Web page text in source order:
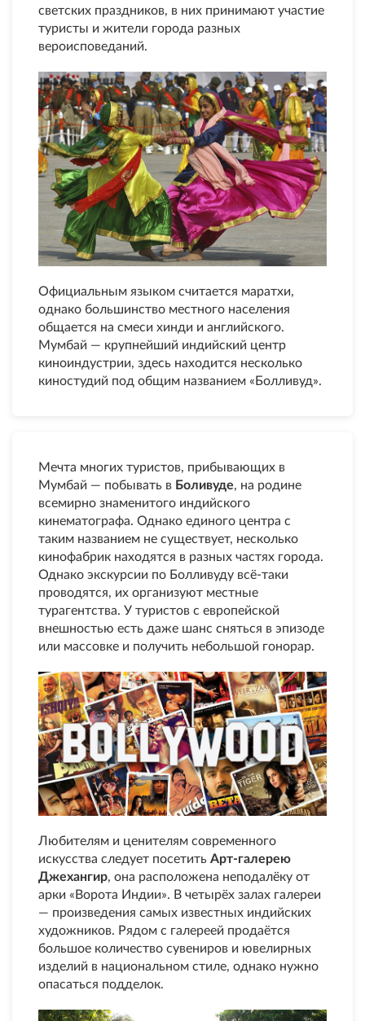
светских праздников, в них принимают участие
туристы и жители города разных
вероисповеданий.
Официальным языком считается маратхи,
однако большинство местного населения
общается на смеси хинди и английского.
Мумбай — крупнейший индийский центр
киноиндустрии, здесь находится несколько
киностудий под общим названием «Болливуд».
Мечта многих туристов, прибывающих в
Мумбай — побывать в Боливуде, на родине
всемирно знаменитого индийского
кинематографа. Однако единого центра с
таким названием не существует, несколько
кинофабрик находятся в разных частях города.
Однако экскурсии по Болливуду всё-таки
проводятся, их организуют местные
турагентства. У туристов с европейской
внешностью есть даже шанс сняться в эпизоде
или массовке и получить небольшой гонорар.
Любителям и ценителям современного
искусства следует посетить Арт-галерею
Джехангир, она расположена неподалёку от
арки «Ворота Индии». В четырёх залах галереи
— произведения самых известных индийских
художников. Рядом с галереей продаётся
большое количество сувениров и ювелирных
изделий в национальном стиле, однако нужно
опасаться подделок.